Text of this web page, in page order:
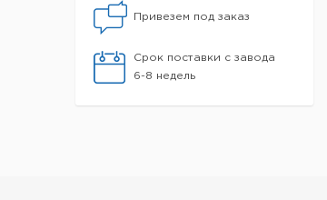
Привезем под заказ
Срок поставки с завода
6-8 недель